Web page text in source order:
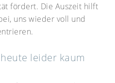
fördert. Die Auszeit hilft
uns wieder voll und
leider kaum